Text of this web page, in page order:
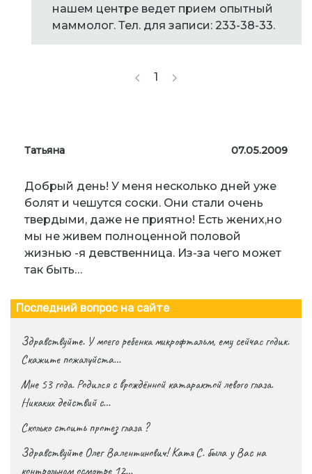
нашем центре ведет прием опытный
маммолог. Тел. для записи: 233-38-33.
1
Татьяна 07.05.2009
Добрый день! У меня несколько дней уже
болят и чешутся соски. Они стали очень
твердыми, даже не приятно! Есть жених,но
мы не живем полноценной половой
жизнью -я девственница. Из-за чего может
так быть…
Последний вопрос на сайте
Здравствуйте. У моего ребенка микрофтальм, ему сейчас годик.
Скажите пожалуйста…
Мне 53 года. Родился с врождённой катарактой левого глаза.
Никаких действий с…
Сколько стоить протез глаза ?
Здравствуйте Олег Валентинович! Катя С. была у Вас на
контрольном осмотре 12…